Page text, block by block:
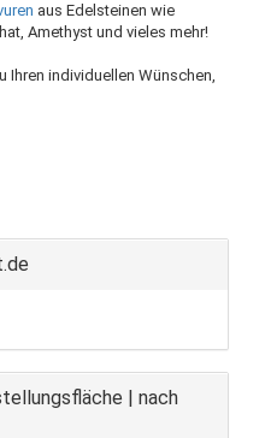
aus Edelsteinen wie
Amethyst und vieles mehr!
Ihren individuellen Wünschen,
| nach